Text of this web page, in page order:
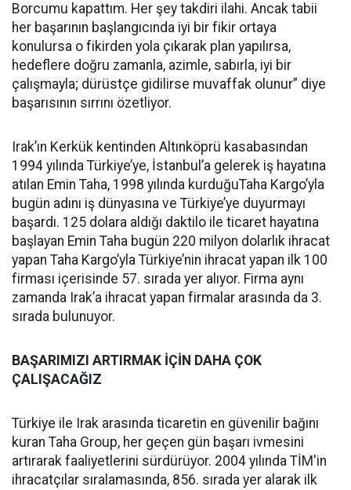
Borcumu kapattım. Her şey takdiri ilahi. Ancak tabii
her başarının başlangıcında iyi bir fikir ortaya
konulursa o fikirden yola çıkarak plan yapılırsa,
hedeflere doğru zamanla, azimle, sabırla, iyi bir
çalışmayla; dürüstçe gidilirse muvaffak olunur” diye
başarısının sırrını özetliyor.
Irak’ın Kerkük kentinden Altınköprü kasabasından
1994 yılında Türkiye’ye, İstanbul’a gelerek iş hayatına
atılan Emin Taha, 1998 yılında kurduğuTaha Kargo’yla
bugün adını iş dünyasına ve Türkiye’ye duyurmayı
başardı. 125 dolara aldığı daktilo ile ticaret hayatına
başlayan Emin Taha bugün 220 milyon dolarlık ihracat
yapan Taha Kargo’yla Türkiye’nin ihracat yapan ilk 100
firması içerisinde 57. sırada yer alıyor. Firma aynı
zamanda Irak’a ihracat yapan firmalar arasında da 3.
sırada bulunuyor.
BAŞARIMIZI ARTIRMAK İÇİN DAHA ÇOK
ÇALIŞACAĞIZ
Türkiye ile Irak arasında ticaretin en güvenilir bağını
kuran Taha Group, her geçen gün başarı ivmesini
artırarak faaliyetlerini sürdürüyor. 2004 yılında TİM'in
ihracatçılar sıralamasında, 856. sırada yer alarak ilk